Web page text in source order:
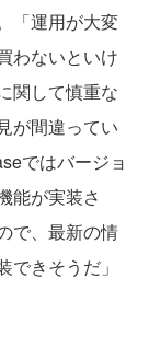
「運用が大変
わないといけ
関して慎重な
が間違ってい
ではバージョ
能が実装さ
で、最新の情
きそうだ」